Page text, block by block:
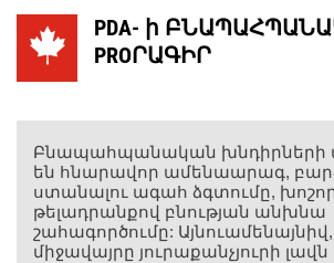
PDA- ի
PROՐԱԳԻՐ
Բնապահպանական խնդիրների
են հնարավոր ամենաարագ,
ստանալու ագահ ձգտումը,
թելադրանքով բնության անխնա
շահագործումը:
միջավայրը յուրաքանչյուրի լավն